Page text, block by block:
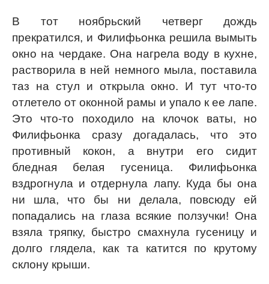
В тот ноябрьский четверг дождь
прекратился, и Филифьонка решила вымыть
окно на чердаке. Она нагрела воду в кухне,
растворила в ней немного мыла, поставила
таз на стул и открыла окно. И тут что-то
отлетело от оконной рамы и упало к ее лапе.
Это что-то походило на клочок ваты, но
Филифьонка сразу догадалась, что это
противный кокон, а внутри его сидит
бледная белая гусеница. Филифьонка
вздрогнула и отдернула лапу. Куда бы она
ни шла, что бы ни делала, повсюду ей
попадались на глаза всякие ползучки! Она
взяла тряпку, быстро смахнула гусеницу и
долго глядела, как та катится по крутому
склону крыши.